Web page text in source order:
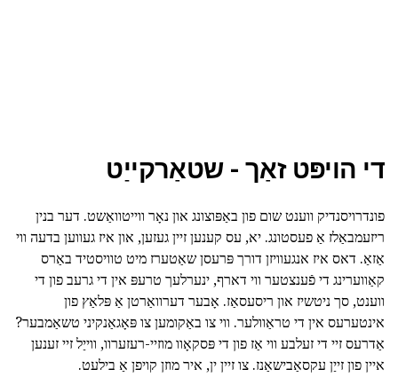
די הויפּט זאַך - שטאַרקייַט
פונדרויסנדיק ווענט שום פון באַפּוצונג און נאָר ווייטוואַשט. דער בנין
ריזעמבאַלז אַ פעסטונג. יא, עס קענען זיין געזען, און איז געווען בדעה ווי
אַזאַ. דאס איז אנגעוויזן דורך פּרעסן שאַטערז מיט טוויסטיד באַרס
קאַווערינג די פֿענצטער ווי דארף, ינערלעך טרעפּ אין די גרעב פון די
ווענט, סך ניטשיז און ריסעסאַז. אָבער דערוואַרטן אַ פּלאַץ פון
אינטערעס אין די טראַוולער. ווי צו באַקומען צו פּאָגאַנקיני טשאַמבער?
אַדרעס זיי די זעלבע ווי אַז פון די פּסקאָוו מוזיי-רעזערוו, ווייַל זיי זענען
איין פון זייַן עקסאַבישאַנז. צו זיין ין, איר מוזן קויפן אַ בילעט.